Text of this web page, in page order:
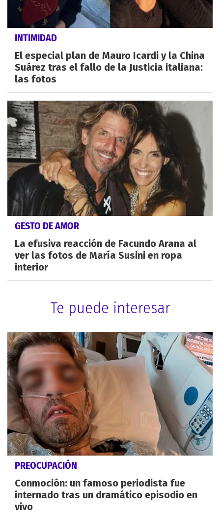
INTIMIDAD
El especial plan de Mauro Icardi y la China
Suárez tras el fallo de la Justicia italiana:
las fotos
GESTO DE AMOR
La efusiva reacción de Facundo Arana al
ver las fotos de María Susini en ropa
interior
Te puede interesar
PREOCUPACIÓN
Conmoción: un famoso periodista fue
internado tras un dramático episodio en
vivo